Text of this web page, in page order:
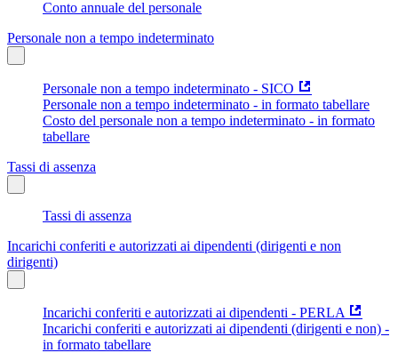
Conto annuale del personale
Personale non a tempo indeterminato
Personale non a tempo indeterminato - SICO
Personale non a tempo indeterminato - in formato tabellare
Costo del personale non a tempo indeterminato - in formato
tabellare
Tassi di assenza
Tassi di assenza
Incarichi conferiti e autorizzati ai dipendenti (dirigenti e non
dirigenti)
Incarichi conferiti e autorizzati ai dipendenti - PERLA
Incarichi conferiti e autorizzati ai dipendenti (dirigenti e non) -
in formato tabellare